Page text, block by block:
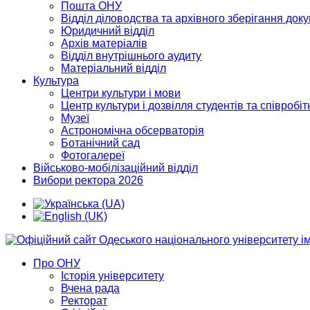
Пошта ОНУ
Відділ діловодства та архівного зберігання
Юридичний відділ
Архів матеріалів
Відділ внутрішнього аудиту
Матеріальний відділ
Культура
Центри культури і мови
Центр культури і дозвілля студентів та
Музеї
Астрономічна обсерваторія
Ботанічний сад
Фотогалереї
Військово-мобілізаційний відділ
Вибори ректора 2026
Про ОНУ
Історія університету
Вчена рада
Ректорат